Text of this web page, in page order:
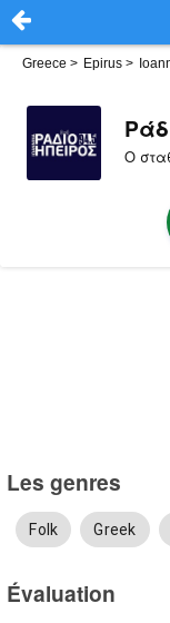
Greece > Epirus >
Ο
Les genres
Folk Greek
Évaluation